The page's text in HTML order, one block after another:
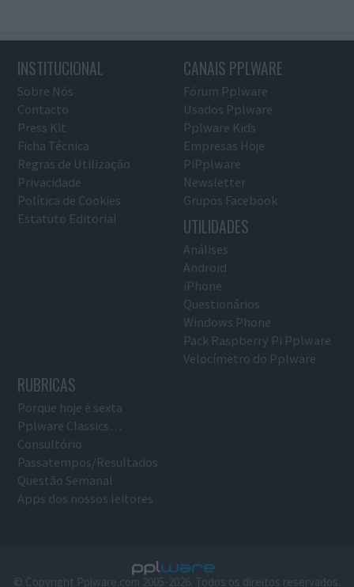
INSTITUCIONAL
Sobre Nós
Contacto
Press Kit
Ficha Técnica
Regras de Utilização
Privacidade
Política de Cookies
Estatuto Editorial
CANAIS PPLWARE
Fórum Pplware
Usados Pplware
Pplware Kids
Empresas Hoje
PiPplware
Newsletter
Grupos Facebook
UTILIDADES
Análises
Android
iPhone
Questionários
Windows Phone
Pack Raspberry Pi Pplware
Velocímetro do Pplware
RUBRICAS
Porque hoje é sexta
Pplware Classics…
Consultório
Passatempos/Resultados
Questão Semanal
Apps dos nossos leitores
© Copyright Pplware.com 2005-2026. Todos os direitos reservados.